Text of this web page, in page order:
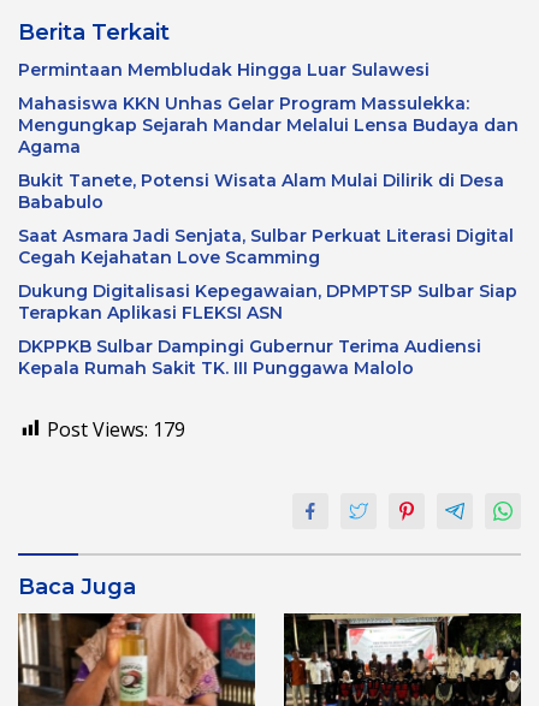
Berita Terkait
Permintaan Membludak Hingga Luar Sulawesi
Mahasiswa KKN Unhas Gelar Program Massulekka:
Mengungkap Sejarah Mandar Melalui Lensa Budaya dan
Agama
Bukit Tanete, Potensi Wisata Alam Mulai Dilirik di Desa
Bababulo
Saat Asmara Jadi Senjata, Sulbar Perkuat Literasi Digital
Cegah Kejahatan Love Scamming
Dukung Digitalisasi Kepegawaian, DPMPTSP Sulbar Siap
Terapkan Aplikasi FLEKSI ASN
DKPPKB Sulbar Dampingi Gubernur Terima Audiensi
Kepala Rumah Sakit TK. III Punggawa Malolo
Post Views: 179
Baca Juga